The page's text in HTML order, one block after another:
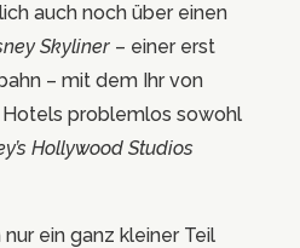
auch noch über einen
Skyliner– einer erst
– mit dem Ihr von
problemlos sowohl
Hollywood Studios
ein ganz kleiner Teil